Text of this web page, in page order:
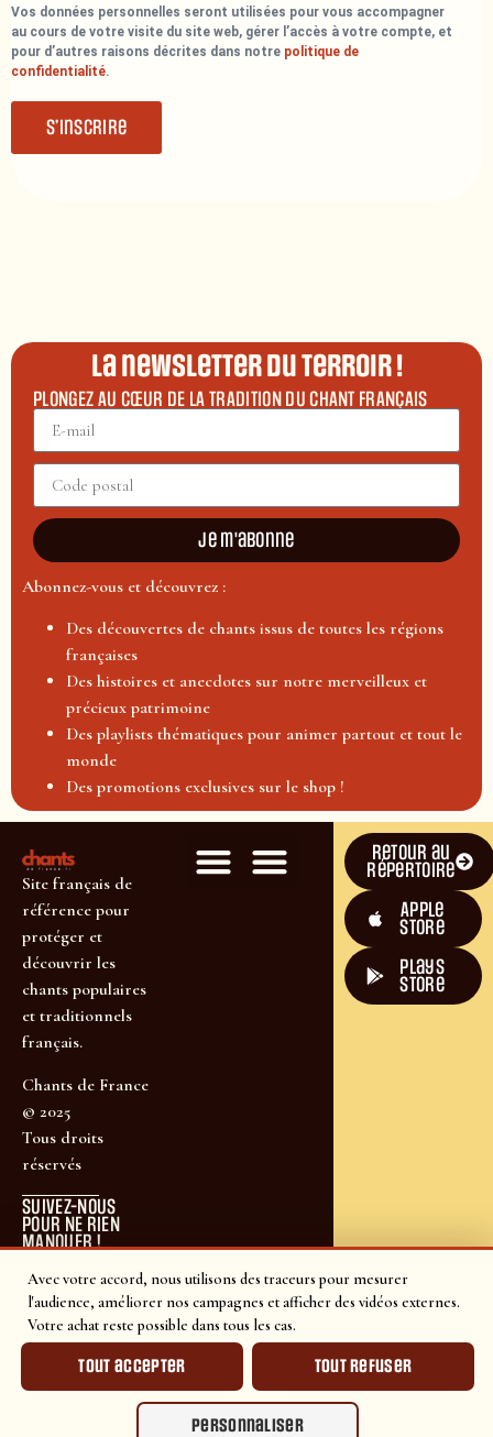
Avec votre accord, nous utilisons des traceurs pour mesurer
l'audience, améliorer nos campagnes et afficher des vidéos externes.
Votre achat reste possible dans tous les cas.
Tout accepter Tout refuser
Personnaliser
Vos données personnelles seront utilisées pour vous accompagner
au cours de votre visite du site web, gérer l’accès à votre compte, et
pour d’autres raisons décrites dans notre politique de
confidentialité.
S’inscrire
La newsletter du terroir !
PLONGEZ AU CŒUR DE LA TRADITION DU CHANT FRANÇAIS
Je m'abonne
Abonnez-vous et découvrez :
Des découvertes de chants issus de toutes les régions
françaises
Des histoires et anecdotes sur notre merveilleux et
précieux patrimoine
Des playlists thématiques pour animer partout et tout le
monde
Des promotions exclusives sur le shop !
Site français de
référence pour
protéger et
découvrir les
chants populaires
et traditionnels
français.
Chants de France
© 2025
Tous droits
réservés
SUIVEZ-NOUS
POUR NE RIEN
MANQUER !
Retour au
répertoire
Apple
Store
plays
store